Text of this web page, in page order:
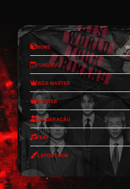
Nome
Fundado
Web-Master
Co-Web
Moderação
Feat
Layout por